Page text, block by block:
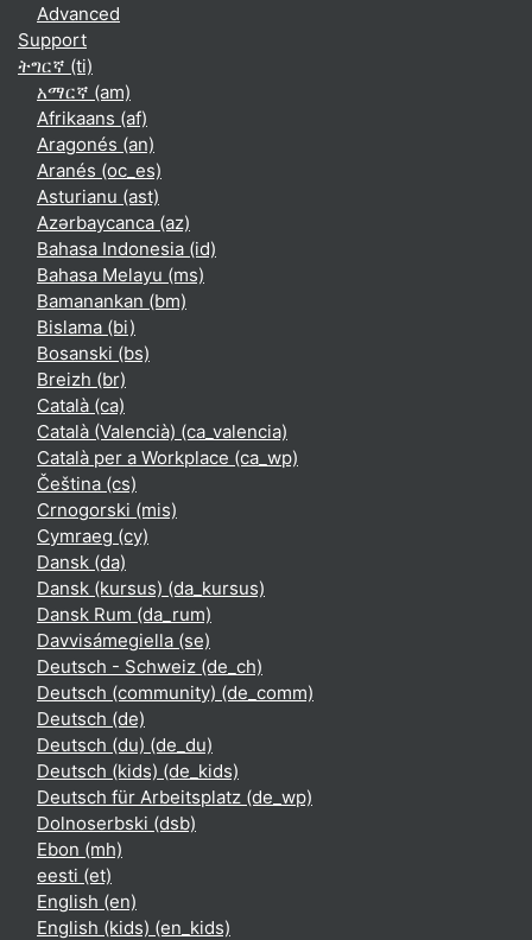
Advanced
Support
ትግርኛ ‎(ti)‎
አማርኛ ‎(am)‎
Afrikaans ‎(af)‎
Aragonés ‎(an)‎
Aranés ‎(oc_es)‎
Asturianu ‎(ast)‎
Azərbaycanca ‎(az)‎
Bahasa Indonesia ‎(id)‎
Bahasa Melayu ‎(ms)‎
Bamanankan ‎(bm)‎
Bislama ‎(bi)‎
Bosanski ‎(bs)‎
Breizh ‎(br)‎
Català ‎(ca)‎
Català (Valencià) ‎(ca_valencia)‎
Català per a Workplace ‎(ca_wp)‎
Čeština ‎(cs)‎
Crnogorski ‎(mis)‎
Cymraeg ‎(cy)‎
Dansk ‎(da)‎
Dansk (kursus) ‎(da_kursus)‎
Dansk Rum ‎(da_rum)‎
Davvisámegiella ‎(se)‎
Deutsch - Schweiz ‎(de_ch)‎
Deutsch (community) ‎(de_comm)‎
Deutsch ‎(de)‎
Deutsch (du) ‎(de_du)‎
Deutsch (kids) ‎(de_kids)‎
Deutsch für Arbeitsplatz ‎(de_wp)‎
Dolnoserbski ‎(dsb)‎
Ebon ‎(mh)‎
eesti ‎(et)‎
English ‎(en)‎
English (kids) ‎(en_kids)‎